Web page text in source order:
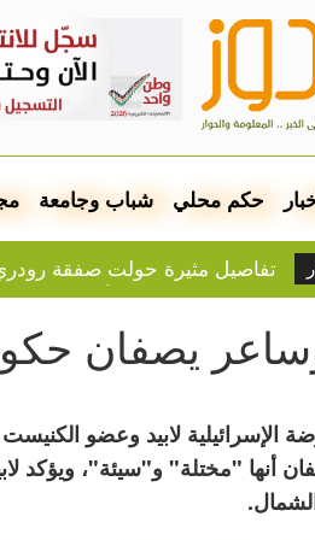
حكم محلي شباب وجامعة
تفاصيل مثيرة حولت صفقة
إغلاق وعزل واقتلاع أشجار
نظام "باتريوت" الأميركي ..
تقدم نحو اتفاق بشأن هرمز..
أسعار الغذاء العالمية عند أعلى مستوى
بيلا حديد تثير غضب مؤيدي
نادي الأسير: منع الزيارات
يصفان
الإسرائيلية لابيد وعضو
أنها "مختلة" و"سيئة"، ويؤكد